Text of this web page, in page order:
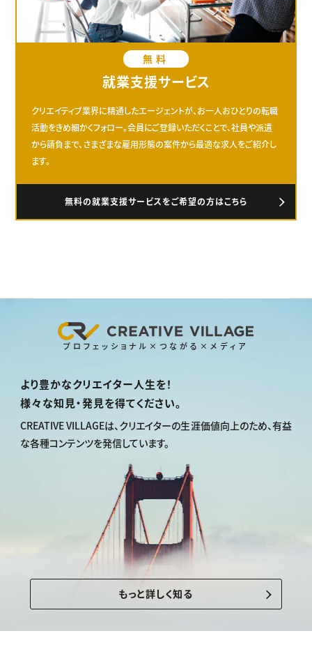
無料
就業支援サービス
クリエイティブ業界に精通したエージェントが、お一人おひとりの転職
活動をきめ細かくフォロー。会員にご登録いただくことで、社員や派遣
から請負まで、さまざまな雇用形態の案件から最適な求人をご紹介し
ます。
無料の就業支援サービスをご希望の方はこちら
プロフェッショナル×つながる×メディア
より豊かなクリエイター人生を！
様々な知見・発見を得てください。
CREATIVE VILLAGEは、クリエイターの生涯価値向上のため、有益
な各種コンテンツを発信しています。
もっと詳しく知る